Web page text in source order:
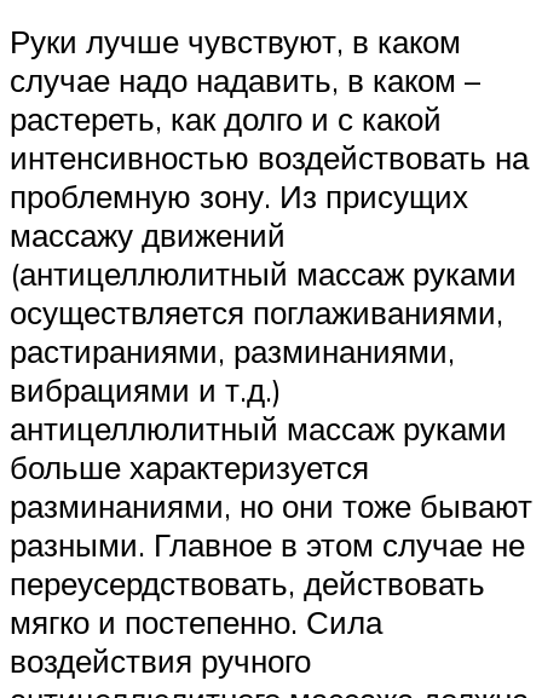
Руки лучше чувствуют, в каком
случае надо надавить, в каком –
растереть, как долго и с какой
интенсивностью воздействовать на
проблемную зону. Из присущих
массажу движений
(антицеллюлитный массаж руками
осуществляется поглаживаниями,
растираниями, разминаниями,
вибрациями и т.д.)
антицеллюлитный массаж руками
больше характеризуется
разминаниями, но они тоже бывают
разными. Главное в этом случае не
переусердствовать, действовать
мягко и постепенно. Сила
воздействия ручного